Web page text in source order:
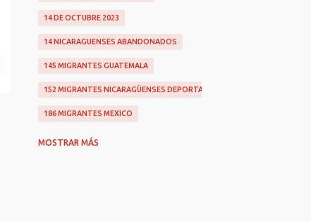
14 DE OCTUBRE 2023
14 NICARAGUENSES ABANDONADOS
145 MIGRANTES GUATEMALA
152 MIGRANTES NICARAGÜENSES DEPORTADOS
186 MIGRANTES MEXICO
2 NICAS AHOGADAS
MOSTRAR MÁS